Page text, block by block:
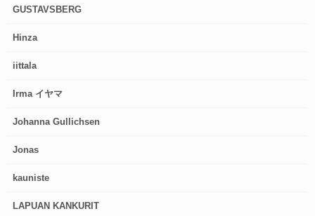
GUSTAVSBERG
Hinza
iittala
Irma イヤマ
Johanna Gullichsen
Jonas
kauniste
LAPUAN KANKURIT